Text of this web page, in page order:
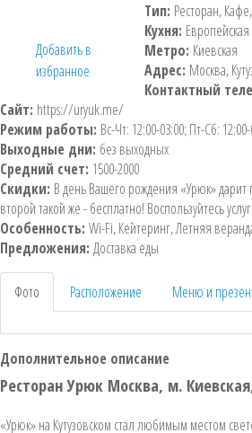
Добавить в
избранное
Тип: Ресторан,
Кухня: Европейская
Метро: Киевская
Адрес: Москва,
Контактный
Сайт: https://uryuk.me/
Режим работы: Вс-Чт: 12:00-03:00; Пт-Сб:
Выходные дни: без выходных
Средний счет: 1500-2000
Скидки: В день Вашего рождения «Урюк» дарит
второй такой же - бесплатно! Воспользуйтесь
Особенность: Wi-Fi, Кейтеринг, Летняя
Предложения: Доставка еды
Фото Расположение Меню и
Дополнительное описание
Ресторан Урюк Москва, м.
«Урюк» на Кутузовском стал любимым местом